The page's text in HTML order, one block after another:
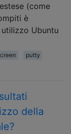
(come
è
Ubuntu
putty
della